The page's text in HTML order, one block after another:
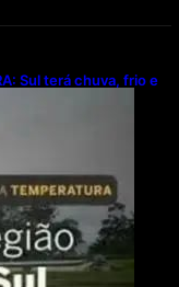
Sul terá chuva, frio e